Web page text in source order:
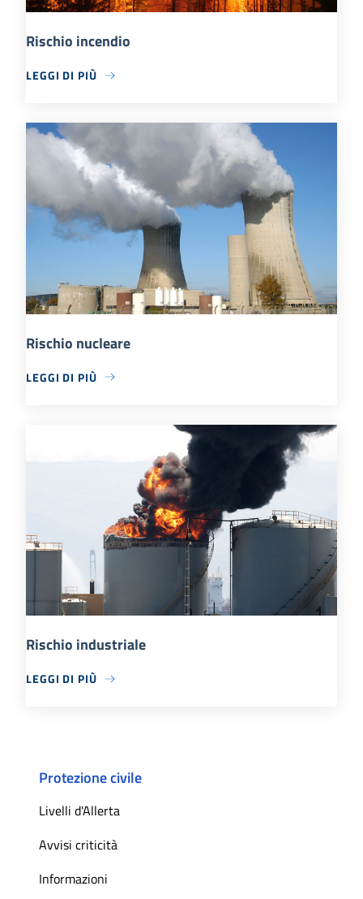
Rischio incendio
LEGGI DI PIÙ
Rischio nucleare
LEGGI DI PIÙ
Rischio industriale
LEGGI DI PIÙ
Protezione civile
Livelli d'Allerta
Avvisi criticità
Informazioni